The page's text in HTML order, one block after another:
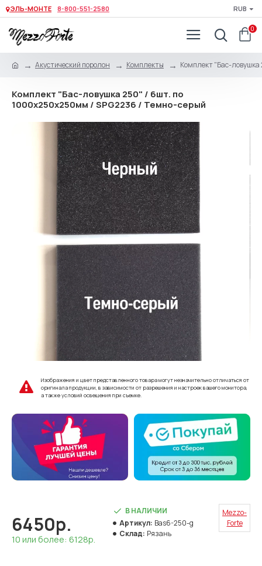
ЭЛЬ-МОНТЕ 8-800-551-2580 RUB
0
Акустический поролон Комплекты Комплект "Бас-
Комплект "Бас-ловушка 250" / 6шт. по
1000х250х250мм / SPG2236 / Темно-серый
Изображения и цвет представленного товара могут незначительно отличаться от
оригинала продукции, в зависимости от разрешения и настроек вашего монитора,
а также условий освещения при съемке.
6450р.
10 или более: 6128р.
В НАЛИЧИИ
Артикул: Bas6-250-g
Склад: Рязань
Mezzo-
Forte